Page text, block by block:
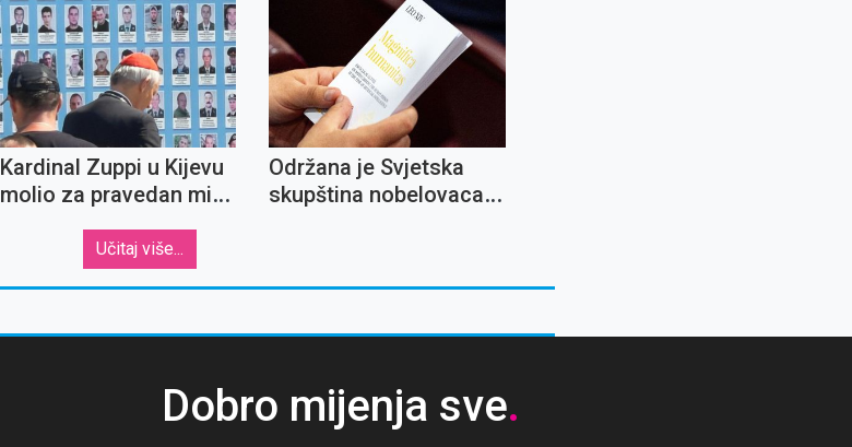
Kardinal Zuppi u Kijevu
molio za pravedan mir i
zarobljenika
Održana je Svjetska
skupština nobelovaca u
Učitaj više...
Dobro mijenja sve.